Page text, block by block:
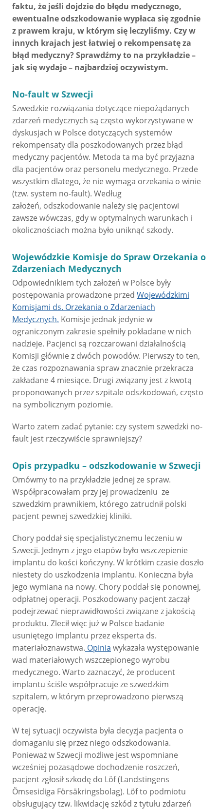
faktu, że jeśli dojdzie do błędu medycznego,
ewentualne odszkodowanie wypłaca się zgodnie
z prawem kraju, w którym się leczyliśmy. Czy w
innych krajach jest łatwiej o rekompensatę za
błąd medyczny? Sprawdźmy to na przykładzie –
jak się wydaje – najbardziej oczywistym.
No-fault w Szwecji
Szwedzkie rozwiązania dotyczące niepożądanych
zdarzeń medycznych są często wykorzystywane w
dyskusjach w Polsce dotyczących systemów
rekompensaty dla poszkodowanych przez błąd
medyczny pacjentów. Metoda ta ma być przyjazna
dla pacjentów oraz personelu medycznego. Przede
wszystkim dlatego, że nie wymaga orzekania o winie
(tzw. system no-fault). Według
założeń, odszkodowanie należy się pacjentowi
zawsze wówczas, gdy w optymalnych warunkach i
okolicznościach można było uniknąć szkody.
Wojewódzkie Komisje do Spraw Orzekania o
Zdarzeniach Medycznych
Odpowiednikiem tych założeń w Polsce były
postępowania prowadzone przed Wojewódzkimi
Komisjami ds. Orzekania o Zdarzeniach
Medycznych. Komisje jednak jedynie w
ograniczonym zakresie spełniły pokładane w nich
nadzieje. Pacjenci są rozczarowani działalnością
Komisji głównie z dwóch powodów. Pierwszy to ten,
że czas rozpoznawania spraw znacznie przekracza
zakładane 4 miesiące. Drugi związany jest z kwotą
proponowanych przez szpitale odszkodowań, często
na symbolicznym poziomie.
Warto zatem zadać pytanie: czy system szwedzki no-
fault jest rzeczywiście sprawniejszy?
Opis przypadku – odszkodowanie w Szwecji
Omówmy to na przykładzie jednej ze spraw.
Współpracowałam przy jej prowadzeniu ze
szwedzkim prawnikiem, którego zatrudnił polski
pacjent pewnej szwedzkiej kliniki.
Chory poddał się specjalistycznemu leczeniu w
Szwecji. Jednym z jego etapów było wszczepienie
implantu do kości kończyny. W krótkim czasie doszło
niestety do uszkodzenia implantu. Konieczna była
jego wymiana na nowy. Chory poddał się ponownej,
odpłatnej operacji. Poszkodowany pacjent zaczął
podejrzewać nieprawidłowości związane z jakością
produktu. Zlecił więc już w Polsce badanie
usuniętego implantu przez eksperta ds.
materiałoznawstwa. Opinia wykazała występowanie
wad materiałowych wszczepionego wyrobu
medycznego. Warto zaznaczyć, że producent
implantu ściśle współpracuje ze szwedzkim
szpitalem, w którym przeprowadzono pierwszą
operację.
W tej sytuacji oczywista była decyzja pacjenta o
domaganiu się przez niego odszkodowania.
Ponieważ w Szwecji możliwe jest wspomniane
wcześniej pozasądowe dochodzenie roszczeń,
pacjent zgłosił szkodę do Löf (Landstingens
Ömsesidiga Försäkringsbolag). Löf to podmiotu
obsługujący tzw. likwidację szkód z tytułu zdarzeń